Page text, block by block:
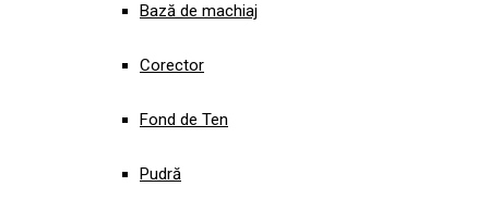
Bază de machiaj
Corector
Fond de Ten
Pudră